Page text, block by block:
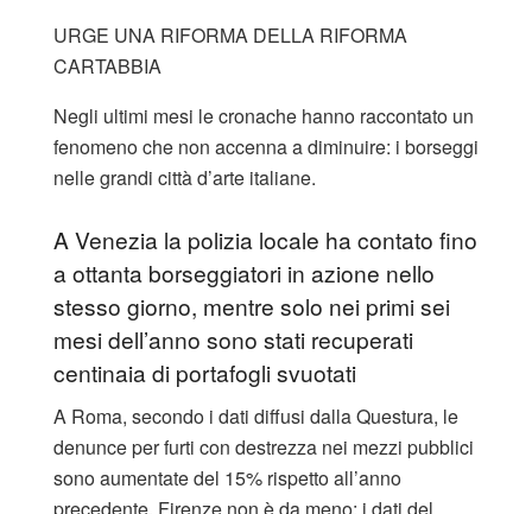
URGE UNA RIFORMA DELLA RIFORMA
CARTABBIA
Negli ultimi mesi le cronache hanno raccontato un
fenomeno che non accenna a diminuire: i borseggi
nelle grandi città d’arte italiane.
A Venezia la polizia locale ha contato fino
a ottanta borseggiatori in azione nello
stesso giorno, mentre solo nei primi sei
mesi dell’anno sono stati recuperati
centinaia di portafogli svuotati
A Roma, secondo i dati diffusi dalla Questura, le
denunce per furti con destrezza nei mezzi pubblici
sono aumentate del 15% rispetto all’anno